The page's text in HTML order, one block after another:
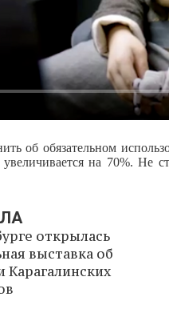
об обязательном
на 70%. Не
открылась
выставка об
Карагалинских